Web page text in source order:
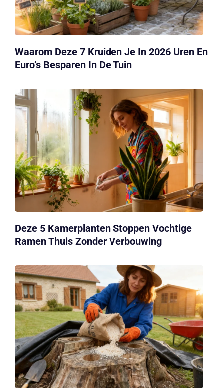
Waarom Deze 7 Kruiden Je In 2026 Uren En
Euro’s Besparen In De Tuin
Deze 5 Kamerplanten Stoppen Vochtige
Ramen Thuis Zonder Verbouwing